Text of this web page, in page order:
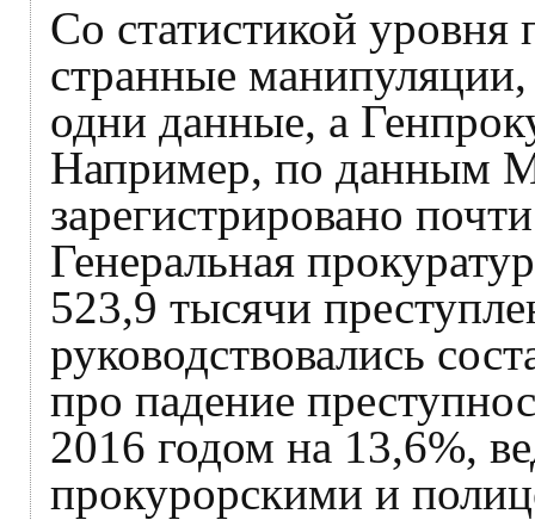
Со статистикой уровня
странные
одни данные, а
Например, по данным
зарегистрировано
Генеральная
523,9 тысячи
руководствовались
про падение
2016 годом на 13,6%,
прокурорскими и